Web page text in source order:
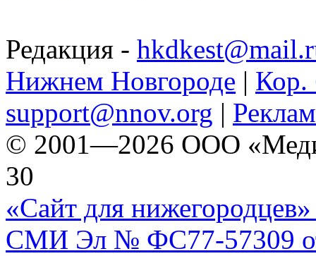
Редакция -
Нижнем Новгороде | Кор.
support@nnov.org |
© 2001—2026 ООО
30
«Сайт для нижегородцев»
СМИ Эл № ФС77-57309